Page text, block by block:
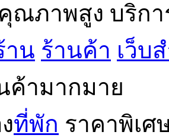
คุณภาพสูง บริกา
าน ร้านค้า เว็บ
ค้ามากมาย
ที่พัก ราคาพิเศ